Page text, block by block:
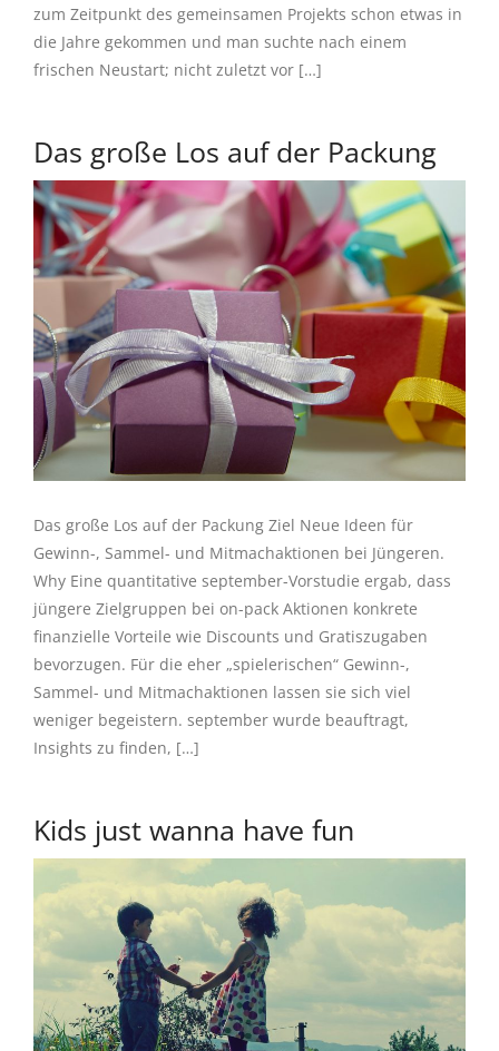
zum Zeitpunkt des gemeinsamen Projekts schon etwas in
die Jahre gekommen und man suchte nach einem
frischen Neustart; nicht zuletzt vor […]
Das große Los auf der Packung
Das große Los auf der Packung Ziel Neue Ideen für
Gewinn-, Sammel- und Mitmachaktionen bei Jüngeren.
Why Eine quantitative september-Vorstudie ergab, dass
jüngere Zielgruppen bei on-pack Aktionen konkrete
finanzielle Vorteile wie Discounts und Gratiszugaben
bevorzugen. Für die eher „spielerischen“ Gewinn-,
Sammel- und Mitmachaktionen lassen sie sich viel
weniger begeistern. september wurde beauftragt,
Insights zu finden, […]
Kids just wanna have fun